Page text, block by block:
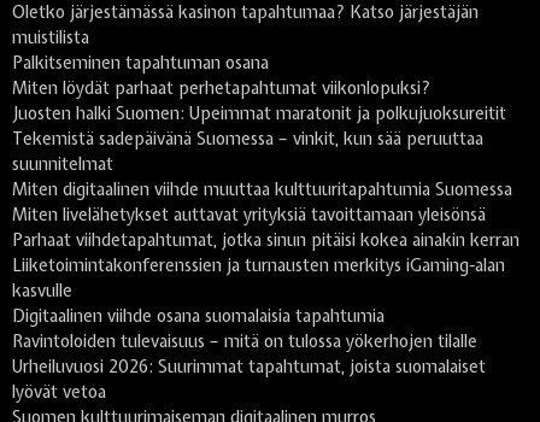
Oletko järjestämässä kasinon tapahtumaa? Katso järjestäjän
muistilista
Palkitseminen tapahtuman osana
Miten löydät parhaat perhetapahtumat viikonlopuksi?
Juosten halki Suomen: Upeimmat maratonit ja polkujuoksureitit
Tekemistä sadepäivänä Suomessa – vinkit, kun sää peruuttaa
suunnitelmat
Miten digitaalinen viihde muuttaa kulttuuritapahtumia Suomessa
Miten livelähetykset auttavat yrityksiä tavoittamaan yleisönsä
Parhaat viihdetapahtumat, jotka sinun pitäisi kokea ainakin kerran
Liiketoimintakonferenssien ja turnausten merkitys iGaming-alan
kasvulle
Digitaalinen viihde osana suomalaisia tapahtumia
Ravintoloiden tulevaisuus – mitä on tulossa yökerhojen tilalle
Urheiluvuosi 2026: Suurimmat tapahtumat, joista suomalaiset
lyövät vetoa
Suomen kulttuurimaiseman digitaalinen murros